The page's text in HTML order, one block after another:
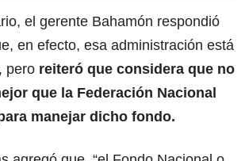
el gerente Bahamón respondió
en efecto, esa administración está
pero reiteró que considera que no
que la Federación Nacional
manejar dicho fondo.